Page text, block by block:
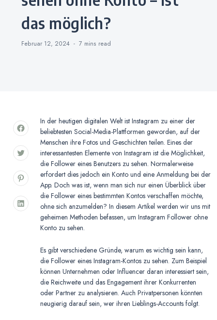
das möglich?
Februar 12, 2024 7 mins read
In der heutigen digitalen Welt ist Instagram zu einer der
beliebtesten Social-Media-Plattformen geworden, auf der
Menschen ihre Fotos und Geschichten teilen. Eines der
interessantesten Elemente von Instagram ist die Möglichkeit,
die Follower eines Benutzers zu sehen. Normalerweise
erfordert dies jedoch ein Konto und eine Anmeldung bei der
App. Doch was ist, wenn man sich nur einen Überblick über
die Follower eines bestimmten Kontos verschaffen möchte,
ohne sich anzumelden? In diesem Artikel werden wir uns mit
geheimen Methoden befassen, um Instagram Follower ohne
Konto zu sehen.
Es gibt verschiedene Gründe, warum es wichtig sein kann,
die Follower eines Instagram-Kontos zu sehen. Zum Beispiel
können Unternehmen oder Influencer daran interessiert sein,
die Reichweite und das Engagement ihrer Konkurrenten
oder Partner zu analysieren. Auch Privatpersonen könnten
neugierig darauf sein, wer ihren Lieblings-Accounts folgt.